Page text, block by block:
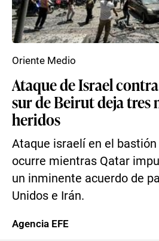
Ataque de Israel
sur de Beirut deja tres
heridos
Ataque israelí en el bastión
ocurre mientras Qatar
un inminente acuerdo de
Unidos e Irán.
Oriente Medio
Agencia EFE